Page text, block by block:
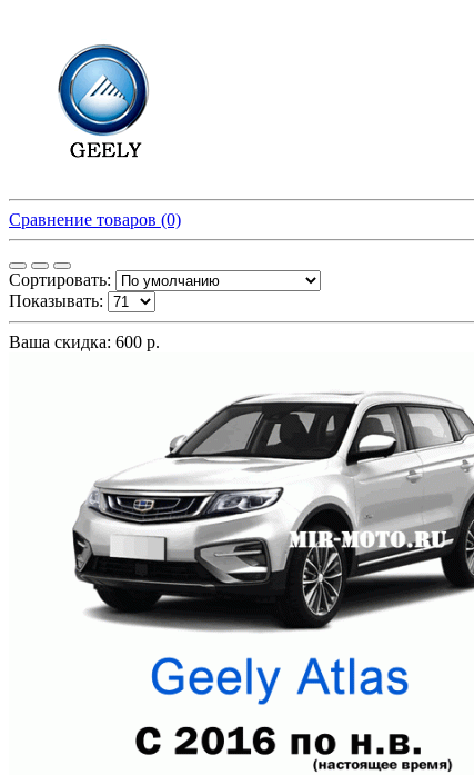
Сравнение товаров (0)
Сортировать:
Показывать:
Ваша скидка: 600 р.